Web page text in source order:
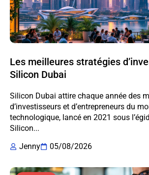
Les meilleures stratégies
Silicon Dubai
Silicon Dubai attire chaque année des
d’investisseurs et d’entrepreneurs du
technologique, lancé en 2021 sous
Silicon...
Jenny
05/08/2026